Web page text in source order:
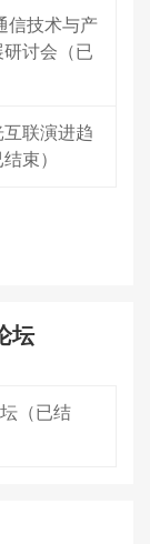
信技术与产
讨会（已
联演进趋
束）
坛
（已结